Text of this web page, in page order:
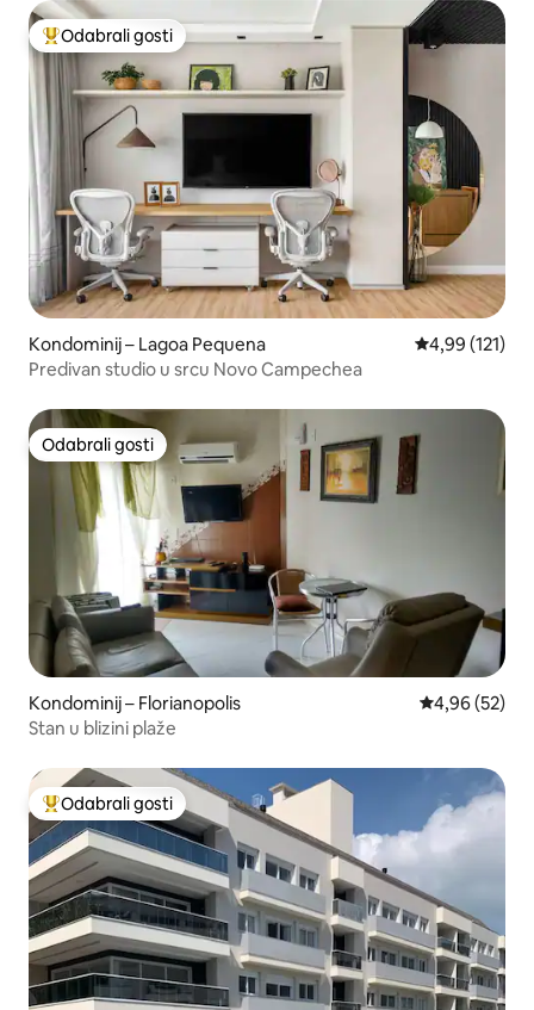
Među najviše rangiranima s oznakom „Odabrali gosti”
Odabrali gosti
Kondominij – Lagoa Pequena Prosječna
4,99 (121)
Predivan studio u srcu Novo Campechea
Odabrali gosti
Odabrali gosti
Kondominij – Florianopolis Prosječna
4,96 (52)
Stan u blizini plaže
Među najviše rangiranima s oznakom „Odabrali gosti”
Odabrali gosti